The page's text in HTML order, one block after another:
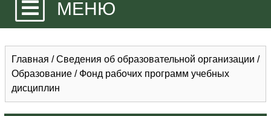
МЕНЮ
Главная /Сведения об образовательной организации /
Образование / Фонд рабочих программ учебных
дисциплин